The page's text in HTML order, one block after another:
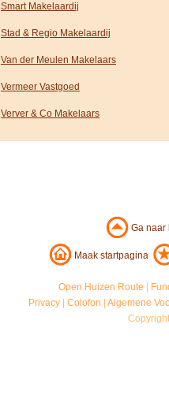
Smart Makelaardij
Stad & Regio Makelaardij
Van der Meulen Makelaars
Vermeer Vastgoed
Verver & Co Makelaars
Ga
Maak startpagina
Open Huizen Route
Privacy |Colofon |Algemene